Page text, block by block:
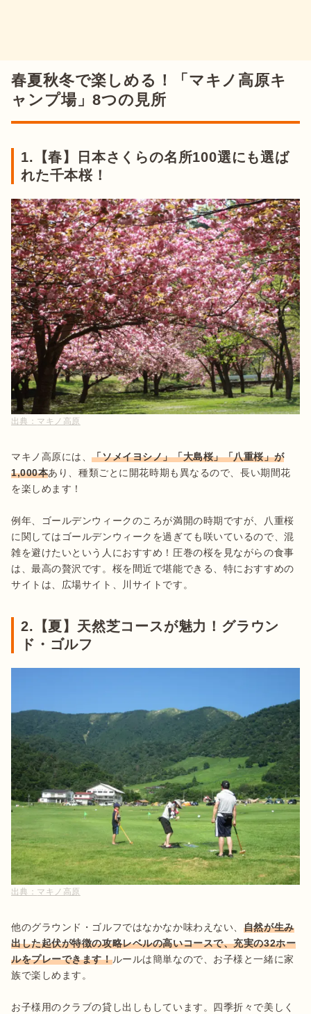
春夏秋冬で楽しめる！「マキノ高原キ
ャンプ場」8つの見所
1.【春】日本さくらの名所100選にも選ば
れた千本桜！
出典： マキノ高原
マキノ高原には、「ソメイヨシノ」「大島桜」「八重桜」が
1,000本あり、種類ごとに開花時期も異なるので、長い期間花
を楽しめます！
例年、ゴールデンウィークのころが満開の時期ですが、八重桜
に関してはゴールデンウィークを過ぎても咲いているので、混
雑を避けたいという人におすすめ！圧巻の桜を見ながらの食事
は、最高の贅沢です。桜を間近で堪能できる、特におすすめの
サイトは、広場サイト、川サイトです。
2.【夏】天然芝コースが魅力！グラウン
ド・ゴルフ
出典： マキノ高原
他のグラウンド・ゴルフではなかなか味わえない、 自然が生み
出した起伏が特徴の攻略レベルの高いコースで、充実の32ホー
ルをプレーできます！ルールは簡単なので、お子様と一緒に家
族で楽しめます。
お子様用のクラブの貸し出しもしています。四季折々で美しく